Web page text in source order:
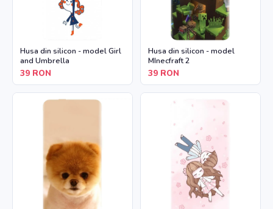
Husa din silicon - model Girl
and Umbrella
39 RON
Husa din silicon - model
MInecfraft 2
39 RON